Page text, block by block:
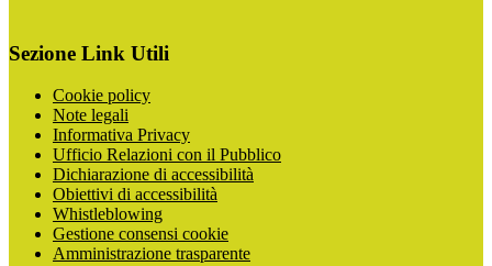
Sezione Link Utili
Cookie policy
Note legali
Informativa Privacy
Ufficio Relazioni con il Pubblico
Dichiarazione di accessibilità
Obiettivi di accessibilità
Whistleblowing
Gestione consensi cookie
Amministrazione trasparente